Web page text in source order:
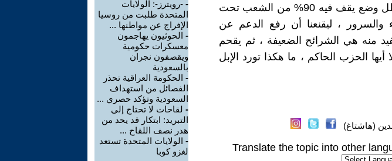
الشرائح الضعيفة ومحدودي الدخل ، في ظل وضع يقف فيه 90% من الشعب تحت
، ليقنعنا أن رفع الدعم عن
منه هي الشرائح الضعيفة ، ثم يقحم
أيها الحزب الحاكم ، ما هكذا تورد الإبل
(هاشتاغ)
Translate the topic into other
- -رويترز-: الولايات
المتحدة طلبت من روسيا
الإفراج عن مواطنها ...
- الحوثيون يهاجمون
معسكرات حكومية
ويقصفون نجران
بالسعودية
- الحكومة العراقية تحذر
الفصائل من استهداف
السعودية وتؤكد حصري ...
- لقاحات لا تحتاج إلى
التبريد: ابتكار قد يحد من
هدر نصف اللقاح ...
- الولايات المتحدة تستعد
لغزو كوبا